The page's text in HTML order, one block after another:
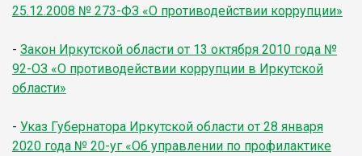
25.12.2008 № 273-ФЗ «О противодействии коррупции»
- Закон Иркутской области от 13 октября 2010 года №
92-ОЗ «О противодействии коррупции в Иркутской
области»
- Указ Губернатора Иркутской области от 28 января
2020 года № 20-уг «Об управлении по профилактике